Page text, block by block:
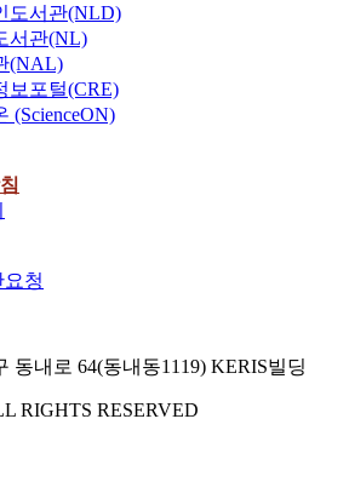
도서관(NLD)
서관(NL)
(NAL)
보포털(CRE)
(ScienceON)
청
동내로 64(동내동1119) KERIS빌딩
RIGHTS RESERVED